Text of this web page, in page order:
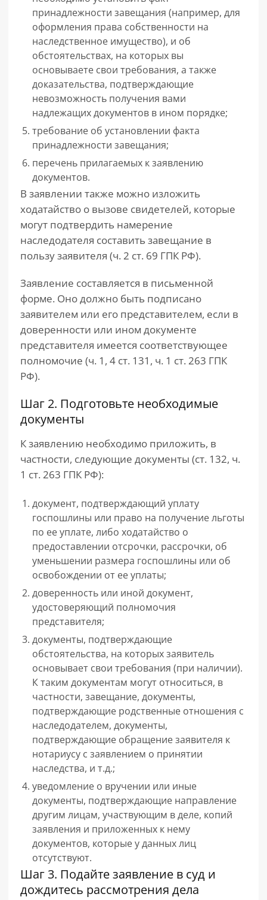
принадлежности завещания (например, для
оформления права собственности на
наследственное имущество), и об
обстоятельствах, на которых вы
основываете свои требования, а также
доказательства, подтверждающие
невозможность получения вами
надлежащих документов в ином порядке;
требование об установлении факта
принадлежности завещания;
перечень прилагаемых к заявлению
документов.
В заявлении также можно изложить
ходатайство о вызове свидетелей, которые
могут подтвердить намерение
наследодателя составить завещание в
пользу заявителя (ч. 2 ст. 69 ГПК РФ).
Заявление составляется в письменной
форме. Оно должно быть подписано
заявителем или его представителем, если в
доверенности или ином документе
представителя имеется соответствующее
полномочие (ч. 1, 4 ст. 131, ч. 1 ст. 263 ГПК
РФ).
Шаг 2. Подготовьте необходимые
документы
К заявлению необходимо приложить, в
частности, следующие документы (ст. 132, ч.
1 ст. 263 ГПК РФ):
документ, подтверждающий уплату
госпошлины или право на получение льготы
по ее уплате, либо ходатайство о
предоставлении отсрочки, рассрочки, об
уменьшении размера госпошлины или об
освобождении от ее уплаты;
доверенность или иной документ,
удостоверяющий полномочия
представителя;
документы, подтверждающие
обстоятельства, на которых заявитель
основывает свои требования (при наличии).
К таким документам могут относиться, в
частности, завещание, документы,
подтверждающие родственные отношения с
наследодателем, документы,
подтверждающие обращение заявителя к
нотариусу с заявлением о принятии
наследства, и т.д.;
уведомление о вручении или иные
документы, подтверждающие направление
другим лицам, участвующим в деле, копий
заявления и приложенных к нему
документов, которые у данных лиц
отсутствуют.
Шаг 3. Подайте заявление в суд и
дождитесь рассмотрения дела